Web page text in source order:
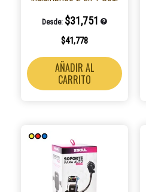
Desde: $31,751
$41,778
AÑADIR AL
CARRITO